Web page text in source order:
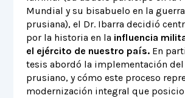
Mundial y su bisabuelo en la
prusiana), el Dr. Ibarra decidió
por la historia en la influencia
el ejército de nuestro país.En
tesis abordó la implementación
prusiano, y cómo este proceso
modernización integral que